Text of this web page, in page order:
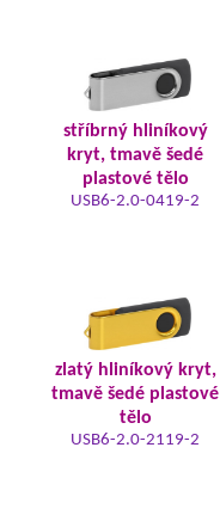
stříbrný hliníkový
kryt, tmavě šedé
plastové tělo
USB6-2.0-0419-2
zlatý hliníkový kryt,
tmavě šedé plastové
tělo
USB6-2.0-2119-2